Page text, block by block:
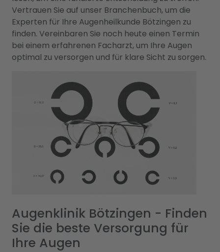
Vertrauen Sie auf unser Branchenbuch, um die
Experten für Ihre Augenheilkunde Bötzingen zu
finden. Vereinbaren Sie noch heute einen Termin
bei einem erfahrenen Facharzt, um Ihre Augen
optimal zu versorgen und für klare Sicht zu sorgen.
Augenklinik Bötzingen - Finden
Sie die beste Versorgung für
Ihre Augen